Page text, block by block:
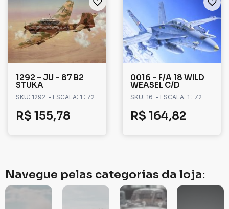
1292 – JU – 87 B2
STUKA
SKU: 1292 - ESCALA: 1 : 72
R$ 155,78
0016 – F/A 18 WILD
WEASEL C/D
SKU: 16 - ESCALA: 1 : 72
R$ 164,82
Navegue pelas categorias da loja: